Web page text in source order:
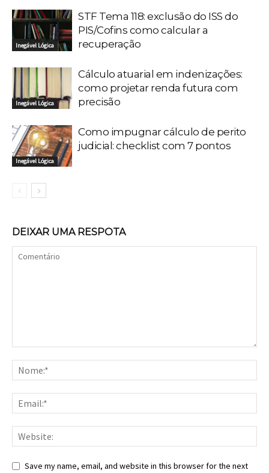
Inegável Lógica
STF Tema 118: exclusão do ISS do
PIS/Cofins como calcular a
recuperação
Inegável Lógica
Cálculo atuarial em indenizações:
como projetar renda futura com
precisão
Inegável Lógica
Como impugnar cálculo de perito
judicial: checklist com 7 pontos
DEIXAR UMA RESPOTA
Save my name, email, and website in this browser for the next